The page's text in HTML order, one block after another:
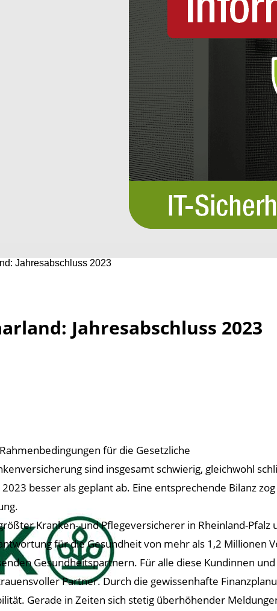
Jahresabschluss 2023
Jahresabschluss 2023
für die Gesetzliche
sind insgesamt schwierig, gleichwohl
2023 besser als geplant ab. Eine entsprechende Bilanz
Kranken- und Pflegeversicherer in Rheinland-Pfalz
für die Gesundheit von mehr als 1,2 Millionen
Gesundheitspartnern. Für alle diese Kundinnen
Partner. Durch die gewissenhafte
Gerade in Zeiten sich stetig überhöhender